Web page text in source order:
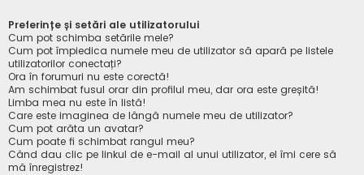
Preferințe și setări ale utilizatorului
Cum pot schimba setările mele?
Cum pot împiedica numele meu de utilizator să apară pe listele
utilizatorilor conectați?
Ora în forumuri nu este corectă!
Am schimbat fusul orar din profilul meu, dar ora este greșită!
Limba mea nu este în listă!
Care este imaginea de lângă numele meu de utilizator?
Cum pot arăta un avatar?
Cum poate fi schimbat rangul meu?
Când dau clic pe linkul de e-mail al unui utilizator, el îmi cere să
mă înregistrez!